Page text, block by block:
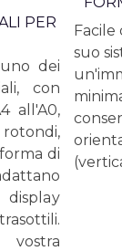
PER
dei
con
all'A0,
di
Facile
suo